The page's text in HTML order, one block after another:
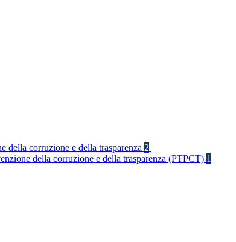
della corruzione e della trasparenza 2
della corruzione e della trasparenza (PTPCT) 1